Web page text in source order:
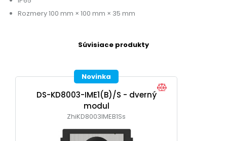
Rozmery 100 mm × 100 mm × 35 mm
Súvisiace produkty
Novinka
DS-KD8003-IME1(B)/S - dverný
modul
ZhiKD8003IMEB1Ss